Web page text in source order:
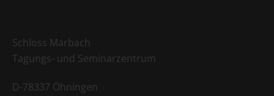
Schloss Marbach
Tagungs- und Seminarzentrum
D-78337 Öhningen